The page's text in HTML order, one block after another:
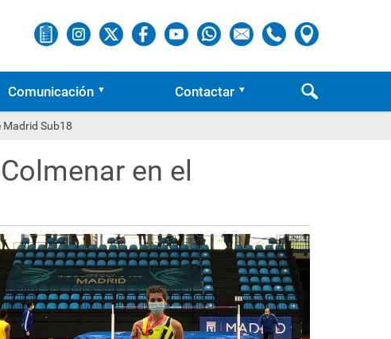
Comunicación Contactar
Madrid Sub18
en el